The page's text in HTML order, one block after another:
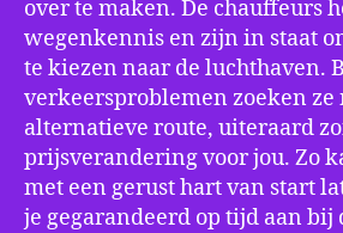
over te maken. De chauffeurs
wegenkennis en zijn in staat
te kiezen naar de luchthaven.
verkeersproblemen zoeken ze
alternatieve route, uiteraard
prijsverandering voor jou. Zo
met een gerust hart van start
je gegarandeerd op tijd aan bij